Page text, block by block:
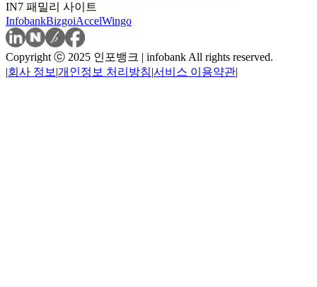
IN7 패밀리 사이트
InfobankBizgoiAccelWingo
Copyright ⓒ 2025 인포뱅크 | infobank All rights reserved.
|회사 정보 |개인정보 처리방침|서비스 이용약관|